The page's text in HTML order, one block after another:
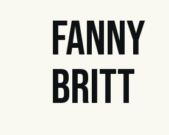
FANNY
BRITT